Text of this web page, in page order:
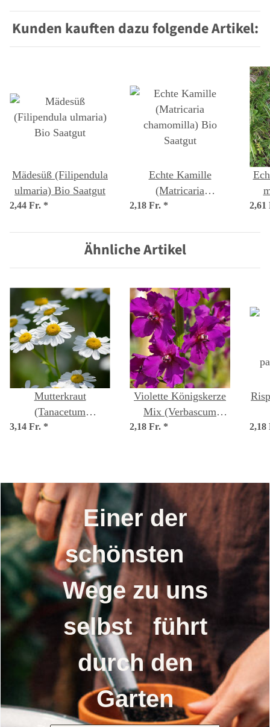
Kunden kauften dazu folgende Artikel:
Mädesüß (Filipendula
ulmaria) Bio Saatgut
2,44 Fr. *
Echte Kamille
(Matricaria
chamomilla) Bio
2,18 Fr. *
Ähnliche Artikel
Mutterkraut
(Tanacetum
panthenium) Bio
3,14 Fr. *
Violette Königskerze
Mix (Verbascum
phoeniceum) Samen
2,18 Fr. *
Einer der
schönsten
Wege zu uns
selbst führt
durch den
Garten